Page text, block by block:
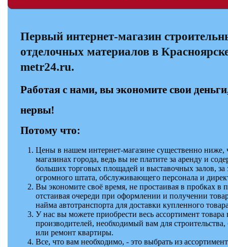
Первый интернет-магазин
отделочных материалов в
metr24.ru.
Работая с нами, вы экономите свои
нервы!
Потому что:
Цены в нашем интернет-магазине существенно ниже,
магазинах города, ведь вы не платите за аренду и
больших торговых площадей и выставочных залов, за
огромного штата, обслуживающего персонала и
Вы экономите своё время, не простаивая в пробках в
отстаивая очереди при оформлении и получении
найма автотранспорта для доставки купленного
У нас вы можете приобрести весь ассортимент товара
производителей, необходимый вам для строительства,
или ремонт квартиры.
Все, что вам необходимо, - это выбрать из